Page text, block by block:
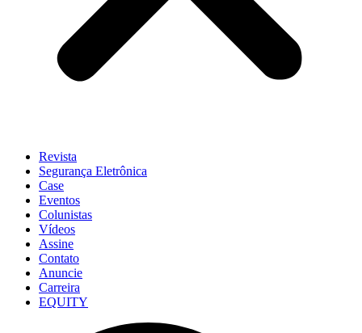
Revista
Segurança Eletrônica
Case
Eventos
Colunistas
Vídeos
Assine
Contato
Anuncie
Carreira
EQUITY